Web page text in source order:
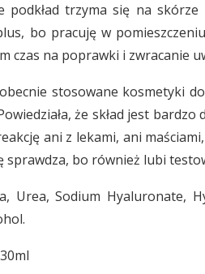
podkład trzyma się na
bo pracuję w
czas na poprawki i zwracanie
stosowane kosmetyki
że skład jest
ani z lekami, ani
sprawdza, bo również lubi
Urea, Sodium Hyaluronate,